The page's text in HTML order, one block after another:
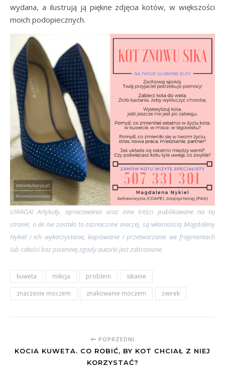
wydana, a ilustrują ją piękne zdjęcia kotów, w większości
moich podopiecznych.
UWAGA! Artykuły, opracowania oraz inne treści publikowane na tej
stronie, o ile nie zostało to zaznaczone inaczej, są własnością Magdaleny
Nykiel i ich wykorzystanie, kopiowanie i przetwarzanie we fragmentach
lub całości bez pisemnej zgody autorki jest zabronione.
kuweta mikcja problem
sikanie
znaczenie moczem
znakowanie moczem żwirek
POPRZEDNI
KOCIA KUWETA. CO ROBIĆ, BY KOT CHCIAŁ Z NIEJ
KORZYSTAĆ?